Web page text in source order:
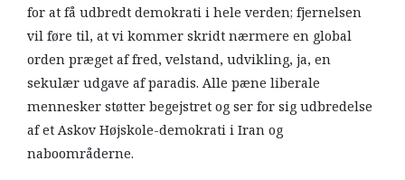
for at få udbredt demokrati i hele verden; fjernelsen
vil føre til, at vi kommer skridt nærmere en global
orden præget af fred, velstand, udvikling, ja, en
sekulær udgave af paradis. Alle pæne liberale
mennesker støtter begejstret og ser for sig udbredelse
af et Askov Højskole-demokrati i Iran og
naboområderne.